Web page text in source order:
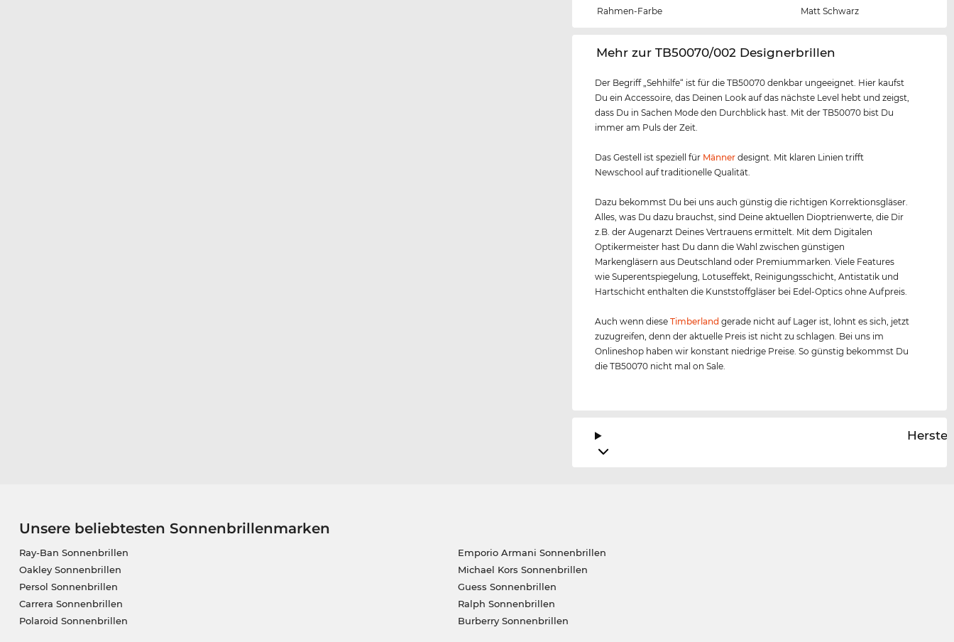
Rahmen-Farbe
Matt Schwarz
‌Mehr zur TB50070/002 Designerbrillen
Der Begriff „Sehhilfe“ ist für die TB50070 denkbar ungeeignet. Hier kaufst
Du ein Accessoire, das Deinen Look auf das nächste Level hebt und zeigst,
dass Du in Sachen Mode den Durchblick hast. Mit der TB50070 bist Du
immer am Puls der Zeit.
Das Gestell ist speziell für Männer designt. Mit klaren Linien trifft
Newschool auf traditionelle Qualität.
Dazu bekommst Du bei uns auch günstig die richtigen Korrektionsgläser.
Alles, was Du dazu brauchst, sind Deine aktuellen Dioptrienwerte, die Dir
z.B. der Augenarzt Deines Vertrauens ermittelt. Mit dem Digitalen
Optikermeister hast Du dann die Wahl zwischen günstigen
Markengläsern aus Deutschland oder Premiummarken. Viele Features
wie Superentspiegelung, Lotuseffekt, Reinigungsschicht, Antistatik und
Hartschicht enthalten die Kunststoffgläser bei Edel-Optics ohne Aufpreis.
Auch wenn dieseTimberland gerade nicht auf Lager ist, lohnt es sich, jetzt
zuzugreifen, denn der aktuelle Preis ist nicht zu schlagen. Bei uns im
Onlineshop haben wir konstant niedrige Preise. So günstig bekommst Du
die TB50070 nicht mal on Sale.
Unsere beliebtesten Sonnenbrillenmarken
Ray-Ban Sonnenbrillen
Oakley Sonnenbrillen
Persol Sonnenbrillen
Carrera Sonnenbrillen
Polaroid Sonnenbrillen
Emporio Armani Sonnenbrillen
Michael Kors Sonnenbrillen
Guess Sonnenbrillen
Ralph Sonnenbrillen
Burberry Sonnenbrillen